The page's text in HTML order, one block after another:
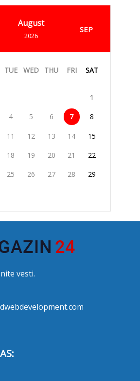
August
2026
SEP
TUE WED THU FRI SAT
1
4 5 6 7 8
11 12 13 14 15
18 19 20 21 22
25 26 27 28 29
vesti.